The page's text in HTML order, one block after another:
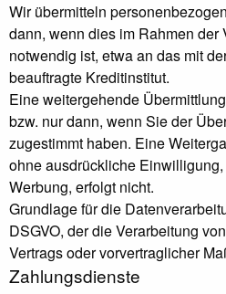
Wir übermitteln
dann, wenn dies im Rahmen der
notwendig ist, etwa an das mit
beauftragte Kreditinstitut.
Eine weitergehende
bzw. nur dann, wenn Sie der
zugestimmt haben. Eine
ohne ausdrückliche
Werbung, erfolgt nicht.
Grundlage für die
DSGVO, der die Verarbeitung
Vertrags oder vorvertraglicher
Zahlungsdienste